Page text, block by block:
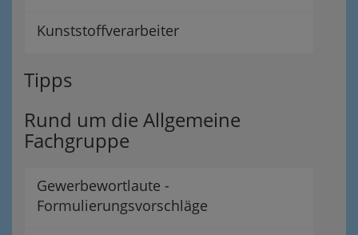
Kunststoffverarbeiter
Tipps
Rund um die Allgemeine
Fachgruppe
Gewerbewortlaute -
Formulierungsvorschläge